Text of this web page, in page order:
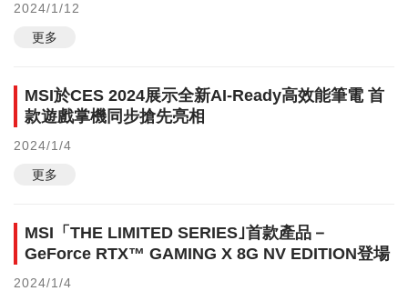
2024/1/12
更多
MSI於CES 2024展示全新AI-Ready高效能筆電 首
款遊戲掌機同步搶先亮相
2024/1/4
更多
MSI「THE LIMITED SERIES｣首款產品－
GeForce RTX™ GAMING X 8G NV EDITION登場
2024/1/4